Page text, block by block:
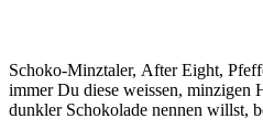
Schoko-Minztaler, After Eight,
immer Du diese weissen, minzigen
dunkler Schokolade nennen willst,